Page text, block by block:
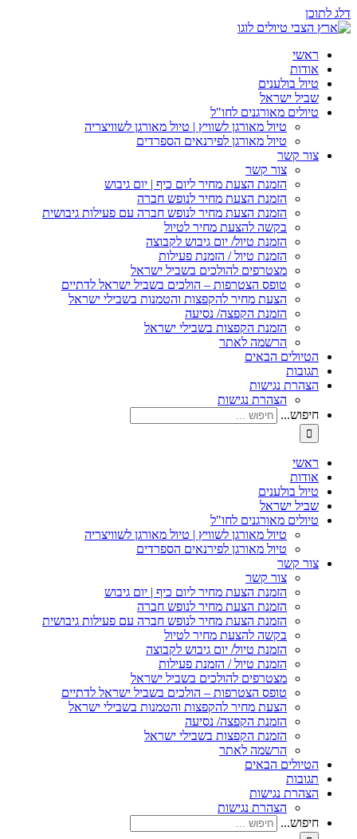
דלג לתוכן
ראשי
אודות
טיול בולענים
שביל ישראל
טיולים מאורגנים לחו"ל
טיול מאורגן לשוויץ | טיול מאורגן לשוויצריה
טיול מאורגן לפירנאים הספרדים
צור קשר
צור קשר
הזמנת הצעת מחיר ליום כיף | יום גיבוש
הזמנת הצעת מחיר לנופש חברה
הזמנת הצעת מחיר לנופש חברה עם פעילות גיבושית
בקשה להצעת מחיר לטיול
הזמנת טיול/ יום גיבוש לקבוצה
הזמנת טיול / הזמנת פעילות
מצטרפים להולכים בשביל ישראל
טופס הצטרפות – הולכים בשביל ישראל לדתיים
הצעת מחיר להקפצות והטמנות בשבילי ישראל
הזמנת הקפצה/ נסיעה
הזמנת הקפצות בשבילי ישראל
הרשמה לאתר
הטיולים הבאים
תגובות
הצהרת נגישות
הצהרת נגישות
חיפוש...
ראשי
אודות
טיול בולענים
שביל ישראל
טיולים מאורגנים לחו"ל
טיול מאורגן לשוויץ | טיול מאורגן לשוויצריה
טיול מאורגן לפירנאים הספרדים
צור קשר
צור קשר
הזמנת הצעת מחיר ליום כיף | יום גיבוש
הזמנת הצעת מחיר לנופש חברה
הזמנת הצעת מחיר לנופש חברה עם פעילות גיבושית
בקשה להצעת מחיר לטיול
הזמנת טיול/ יום גיבוש לקבוצה
הזמנת טיול / הזמנת פעילות
מצטרפים להולכים בשביל ישראל
טופס הצטרפות – הולכים בשביל ישראל לדתיים
הצעת מחיר להקפצות והטמנות בשבילי ישראל
הזמנת הקפצה/ נסיעה
הזמנת הקפצות בשבילי ישראל
הרשמה לאתר
הטיולים הבאים
תגובות
הצהרת נגישות
הצהרת נגישות
חיפוש...